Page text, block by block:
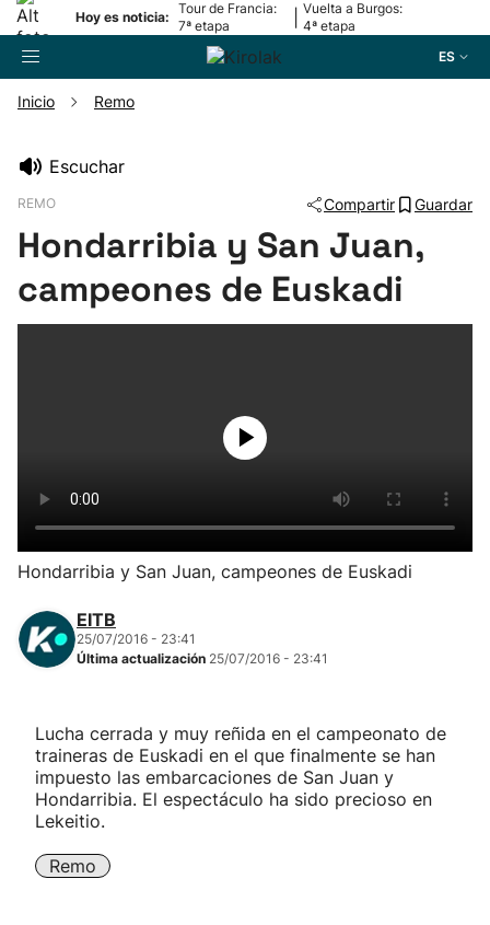
Hoy es noticia:
Tour de Francia:
7ª etapa
Vuelta a Burgos:
4ª etapa
ES
Pelota
Herri-kirolak
Balonmano
Kirolak 360
Carreras de montaña
Más deportes
"Helmuga"
Inicio Remo
Escuchar
REMO Compartir Guardar
Hondarribia y San Juan,
campeones de Euskadi
Hondarribia y San Juan, campeones de Euskadi
EITB
25/07/2016 - 23:41
Última actualización 25/07/2016 - 23:41
Lucha cerrada y muy reñida en el campeonato de
traineras de Euskadi en el que finalmente se han
impuesto las embarcaciones de San Juan y
Hondarribia. El espectáculo ha sido precioso en
Lekeitio.
Remo